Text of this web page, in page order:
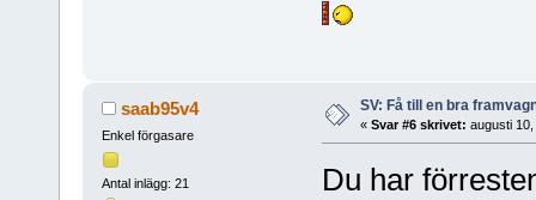
saab95v4
Enkel förgasare
Antal inlägg: 21
SV: Få till en bra
« Svar #6 skrivet: augusti
Du har